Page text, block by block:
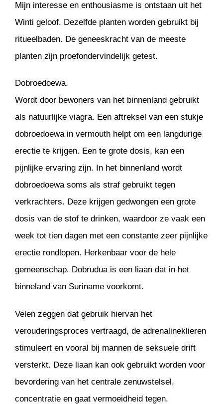
Mijn interesse en enthousiasme is ontstaan uit het
Winti geloof. Dezelfde planten worden gebruikt bij
ritueelbaden. De geneeskracht van de meeste
planten zijn proefondervindelijk getest.
Dobroedoewa.
Wordt door bewoners van het binnenland gebruikt
als natuurlijke viagra. Een aftreksel van een stukje
dobroedoewa in vermouth helpt om een langdurige
erectie te krijgen. Een te grote dosis, kan een
pijnlijke ervaring zijn. In het binnenland wordt
dobroedoewa soms als straf gebruikt tegen
verkrachters. Deze krijgen gedwongen een grote
dosis van de stof te drinken, waardoor ze vaak een
week tot tien dagen met een constante zeer pijnlijke
erectie rondlopen. Herkenbaar voor de hele
gemeenschap. Dobrudua is een liaan dat in het
binneland van Suriname voorkomt.
Velen zeggen dat gebruik hiervan het
verouderingsproces vertraagd, de adrenalineklieren
stimuleert en vooral bij mannen de seksuele drift
versterkt. Deze liaan kan ook gebruikt worden voor
bevordering van het centrale zenuwstelsel,
concentratie en gaat vermoeidheid tegen.